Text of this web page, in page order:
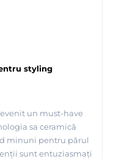
styling
un must-have
sa ceramică
minuni pentru părul
sunt entuziasmați